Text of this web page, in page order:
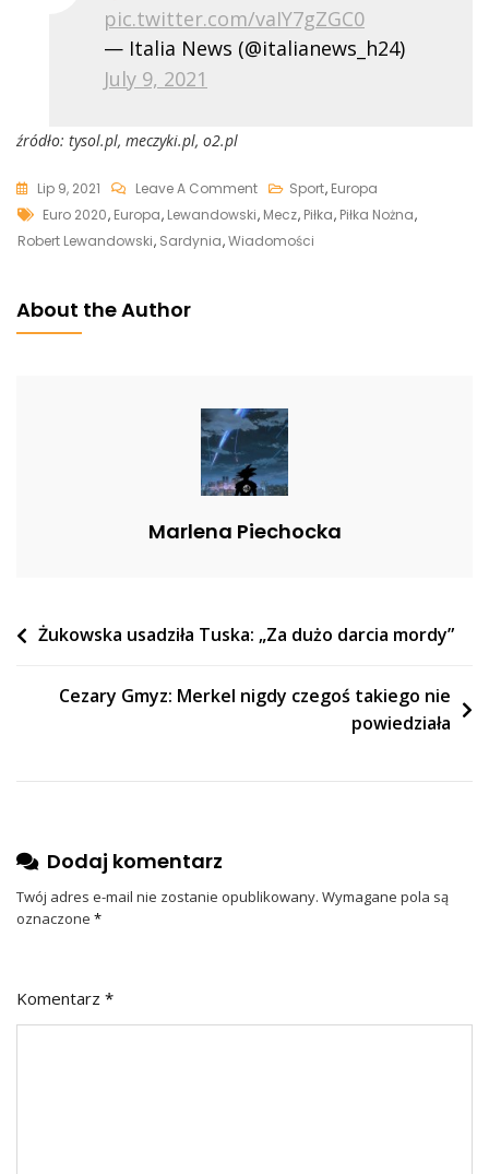
pic.twitter.com/vaIY7gZGC0
— Italia News (@italianews_h24)
July 9, 2021
źródło: tysol.pl, meczyki.pl, o2.pl
Lip 9, 2021 Leave A CommentOn
Niezapomniane
Chwile!
Na
Sardynii
[WIDEO]
Sport, Europa
Tags
Euro 2020, Europa, Lewandowski, Mecz, Piłka, Piłka Nożna,
Robert Lewandowski, Sardynia,Wiadomości
About the Author
Marlena Piechocka
Nawigacja
Żukowska usadziła Tuska: „Za dużo darcia mordy”
Cezary Gmyz: Merkel nigdy czegoś takiego nie
powiedziała
Dodaj komentarz
Twój adres e-mail nie zostanie opublikowany. Wymagane pola są
oznaczone *
Komentarz *